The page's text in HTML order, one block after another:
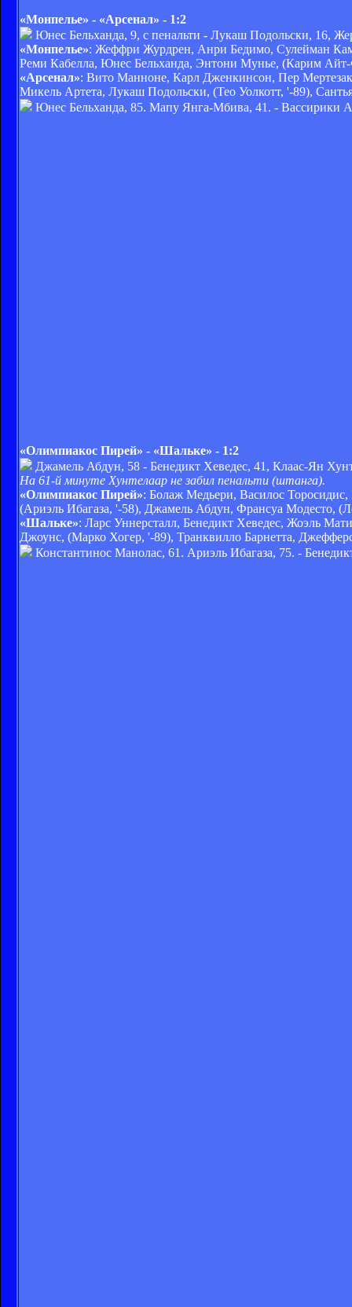
«Монпелье» - «Арсенал» - 1:2
Юнес Бельханда, 9, с пенальти - Лукаш Подольски, 16,
«Монпелье»: Жеффри Журдрен, Анри Бедимо, Сулейман
Реми Кабелла, Юнес Бельханда, Энтони Мунье, (Карим
«Арсенал»: Вито Манноне, Карл Дженкинсон, Пер
Микель Артета, Лукаш Подольски, (Тео Уолкотт, '-89),
Юнес Бельханда, 85. Мапу Янга-Мбива, 41. - Вассирики
«Олимпиакос Пирей» - «Шальке» - 1:2
Джамель Абдун, 58 - Бенедикт Хеведес, 41, Клаас-Ян
На 61-й минуте Хунтелаар не забил пенальти (штанга).
«Олимпиакос Пирей»: Болаж Медьери, Василос
(Ариэль Ибагаза, '-58), Джамель Абдун, Франсуа Модесто,
«Шальке»: Ларс Уннерсталл, Бенедикт Хеведес, Жоэль
Джоунс, (Марко Хогер, '-89), Транквилло Барнетта,
Константинос Манолас, 61. Ариэль Ибагаза, 75. -